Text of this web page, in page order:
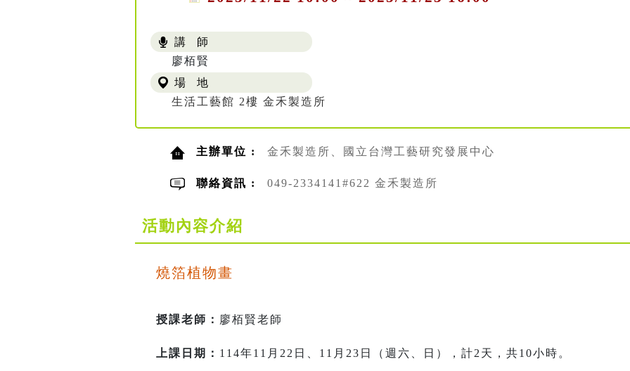
講 師
廖栢賢
場 地
生活工藝館 2樓 金禾製造所
主辦單位 : 金禾製造所、國立台灣工藝研究發展中心
聯絡資訊 : 049-2334141#622 金禾製造所
活動內容介紹
燒箔植物畫
授課老師： 廖栢賢老師
上課日期： 114年11月22日、11月23日（週六、日），計2天，共10小時。